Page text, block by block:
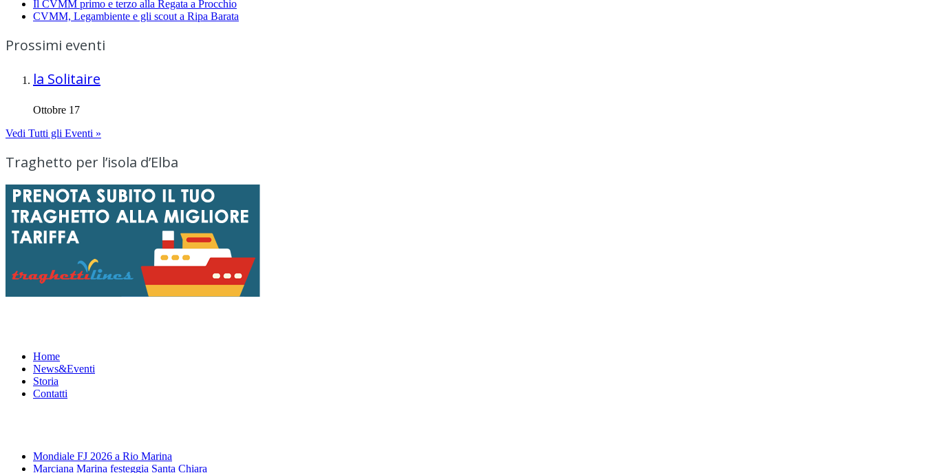
Il CVMM primo e terzo alla Regata a Procchio
CVMM, Legambiente e gli scout a Ripa Barata
Prossimi eventi
la Solitaire
Ottobre 17
Vedi Tutti gli Eventi »
Traghetto per l’isola d’Elba
Home
News&Eventi
Storia
Contatti
Mondiale FJ 2026 a Rio Marina
Marciana Marina festeggia Santa Chiara